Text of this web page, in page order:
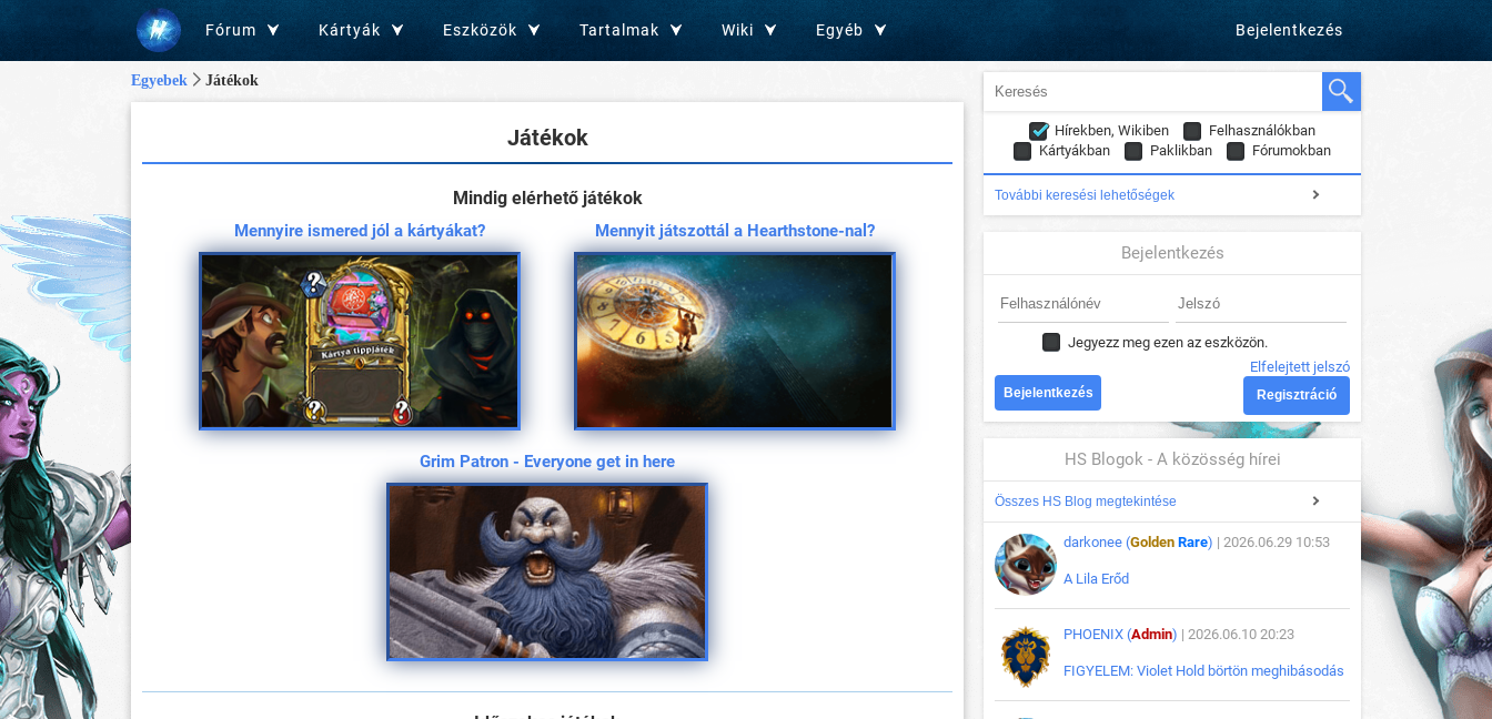
Fórum Kártyák Eszközök Tartalmak Wiki Egyéb Bejelentkezés
Egyebek Játékok
Játékok
Mindig elérhető játékok
Mennyire ismered jól a kártyákat? Mennyit játszottál a Hearthstone-nal?
Grim Patron - Everyone get in here
Hírekben, Wikiben
Felhasználókban
Kártyákban
Paklikban Fórumokban
További keresési lehetőségek
Bejelentkezés
Jegyezz meg ezen az eszközön.
Elfelejtett jelszó
Regisztráció
HS Blogok - A közösség hírei
Összes HS Blog megtekintése
darkonee (Golden Rare) | 2026.06.29 10:53
A Lila Erőd
PHOENIX (Admin) | 2026.06.10 20:23
FIGYELEM: Violet Hold börtön meghibásodás